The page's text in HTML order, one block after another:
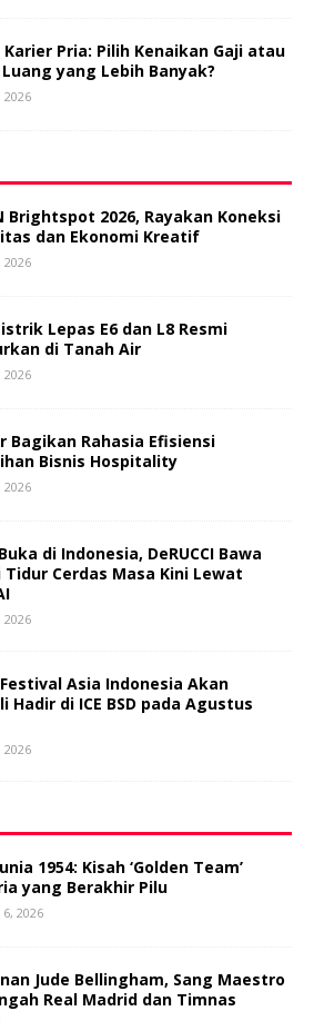
Karier Pria: Pilih Kenaikan Gaji atau
yang Lebih Banyak?
2026
Brightspot 2026, Rayakan Koneksi
dan Ekonomi Kreatif
2026
Lepas E6 dan L8 Resmi
di Tanah Air
2026
Bagikan Rahasia Efisiensi
Bisnis Hospitality
2026
di Indonesia, DeRUCCI Bawa
Tidur Cerdas Masa Kini Lewat
2026
Asia Indonesia Akan
Hadir di ICE BSD pada Agustus
2026
1954: Kisah ‘Golden Team’
yang Berakhir Pilu
2026
Jude Bellingham, Sang Maestro
Real Madrid dan Timnas